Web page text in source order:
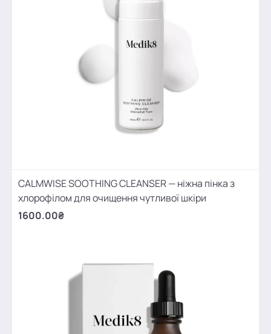
CALMWISE SOOTHING CLEANSER — ніжна пінка з
хлорофілом для очищення чутливої шкіри
1600.00₴